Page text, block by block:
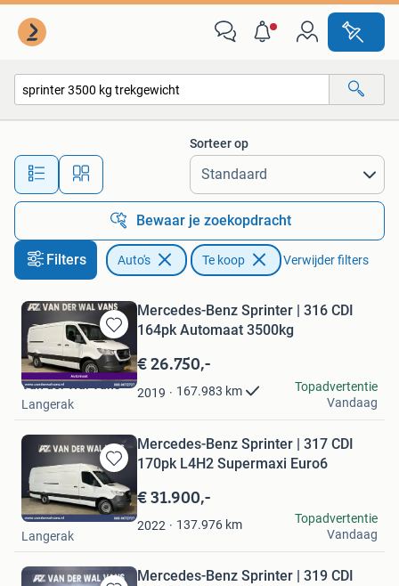
Alle afstanden…
Sorteer op
Bewaar je zoekopdracht
Filters Auto's Te koop Verwijder filters
Bewaren
in
Mijn
Favorieten
Mercedes-Benz Sprinter | 316 CDI
164pk Automaat 3500kg
€ 26.750,-
2019 167.983 km
Van der Wal Vans
Langerak
Topadvertentie
Vandaag
Bewaren
in
Mijn
Favorieten
Mercedes-Benz Sprinter | 317 CDI
170pk L4H2 Supermaxi Euro6
€ 31.900,-
2022 137.976 km
Van der Wal Vans
Langerak
Topadvertentie
Vandaag
Mercedes-Benz Sprinter | 319 CDI